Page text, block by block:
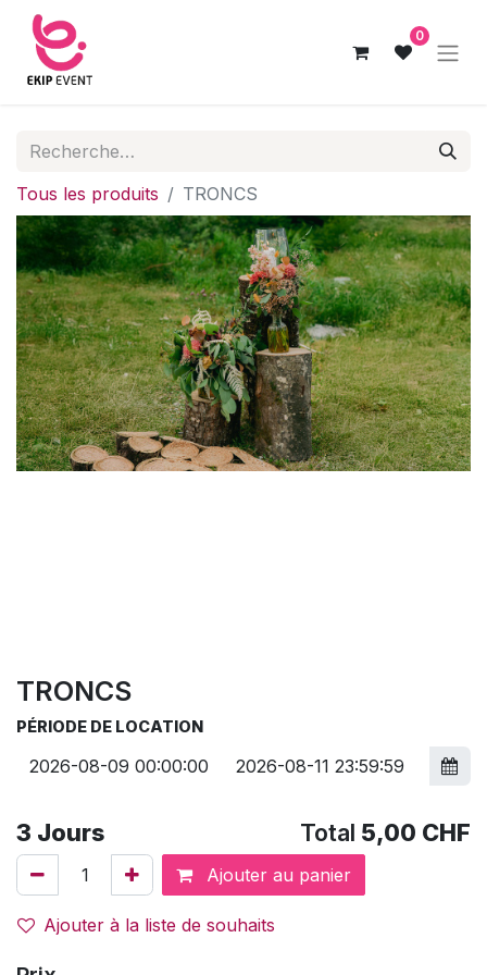
0
Tous les produits TRONCS
TRONCS
PÉRIODE DE LOCATION
3 Jours Total 5,00 CHF
Ajouter au panier
Ajouter à la liste de souhaits